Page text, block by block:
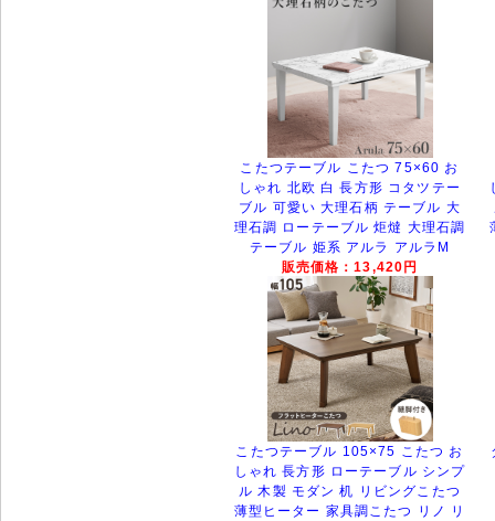
こたつテーブル こたつ 75×60 お
しゃれ 北欧 白 長方形 コタツテー
ブル 可愛い 大理石柄 テーブル 大
理石調 ローテーブル 炬燵 大理石調
テーブル 姫系 アルラ アルラM
販売価格：13,420円
こたつテーブル 105×75 こたつ お
しゃれ 長方形 ローテーブル シンプ
ル 木製 モダン 机 リビングこたつ
薄型ヒーター 家具調こたつ リノ リ